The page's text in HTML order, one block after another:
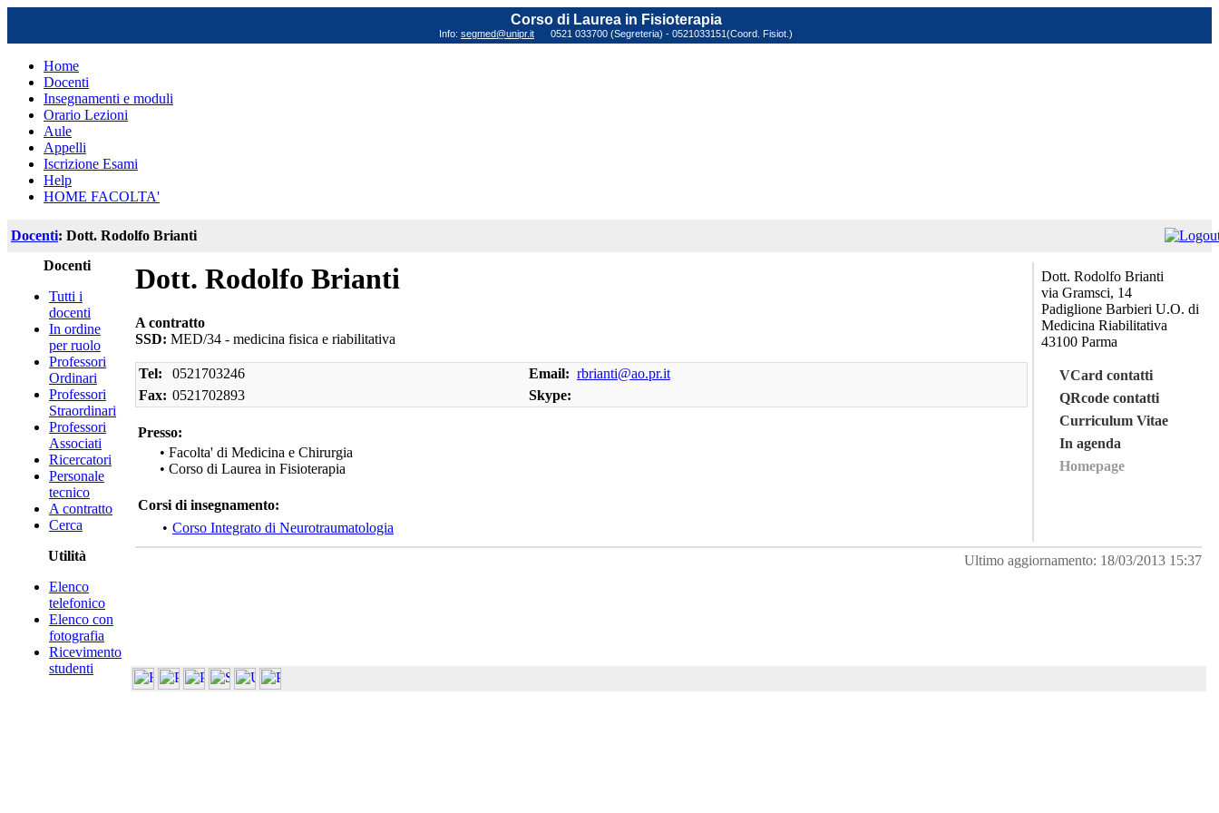
Corso di Laurea in Fisioterapia
Info: segmed@unipr.it 0521 033700 (Segreteria) - 0521033151(Coord. Fisiot.)
Home
Docenti
Insegnamenti e moduli
Orario Lezioni
Aule
Appelli
Iscrizione Esami
Help
HOME FACOLTA'
Docenti: Dott. Rodolfo Brianti
Docenti
Tutti i
docenti
In ordine
per ruolo
Professori
Ordinari
Professori
Straordinari
Professori
Associati
Ricercatori
Personale
tecnico
A contratto
Cerca
Utilità
Elenco
telefonico
Elenco con
fotografia
Ricevimento
studenti
Dott. Rodolfo Brianti
A contratto
SSD: MED/34 - medicina fisica e riabilitativa
Tel: 0521703246 Email: rbrianti@ao.pr.it
Fax: 0521702893 Skype:
Presso:
• Facolta' di Medicina e Chirurgia
• Corso di Laurea in Fisioterapia
Corsi di insegnamento:
• Corso Integrato di Neurotraumatologia
Dott. Rodolfo Brianti
via Gramsci, 14
Padiglione Barbieri U.O. di
Medicina Riabilitativa
43100 Parma
VCard contatti
QRcode contatti
Curriculum Vitae
In agenda
Homepage
Ultimo aggiornamento: 18/03/2013 15:37